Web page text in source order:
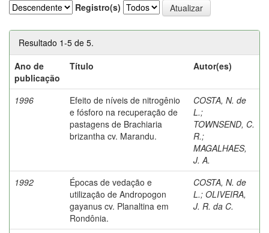
Registro(s)
Resultado 1-5 de 5.
Ano de
publicação
Título Autor(es)
1996
Efeito de níveis de nitrogênio
e fósforo na recuperação de
pastagens de Brachiaria
brizantha cv. Marandu.
COSTA, N. de
L.;
TOWNSEND, C.
R.;
MAGALHAES,
J. A.
1992
Épocas de vedação e
utilização de Andropogon
gayanus cv. Planaltina em
Rondônia.
COSTA, N. de
L.; OLIVEIRA,
J. R. da C.